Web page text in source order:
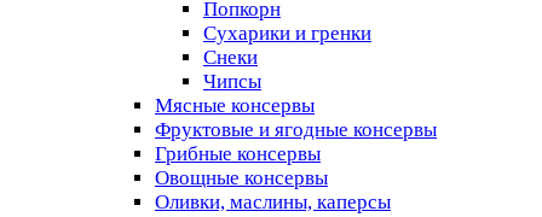
Попкорн
Сухарики и гренки
Снеки
Чипсы
Мясные консервы
Фруктовые и ягодные консервы
Грибные консервы
Овощные консервы
Оливки, маслины, каперсы